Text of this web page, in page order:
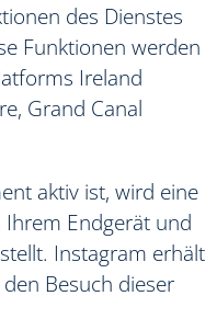
des Dienstes
Funktionen werden
Ireland
Grand Canal
aktiv ist, wird eine
Endgerät und
Instagram erhält
Besuch dieser